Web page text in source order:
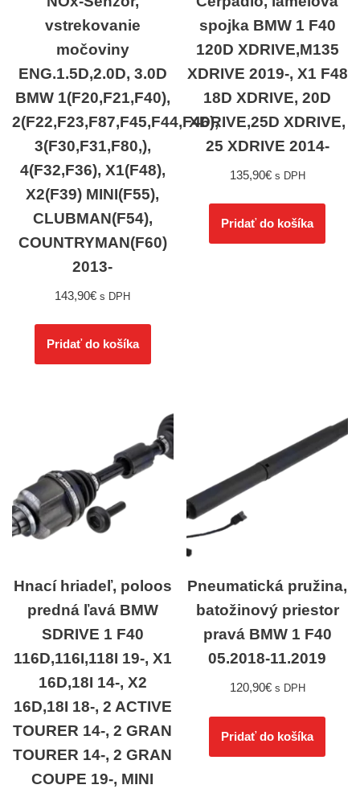
vstrekovanie
močoviny
ENG.1.5D,2.0D, 3.0D
BMW 1(F20,F21,F40),
2(F22,F23,F87,F45,F44,F46),
3(F30,F31,F80,),
4(F32,F36), X1(F48),
X2(F39) MINI(F55),
CLUBMAN(F54),
COUNTRYMAN(F60)
2013-
143,90€ s DPH
Pridať do košíka
spojka BMW 1 F40
120D XDRIVE,M135
XDRIVE 2019-, X1 F48
18D XDRIVE, 20D
XDRIVE,25D XDRIVE,
25 XDRIVE 2014-
135,90€ s DPH
Pridať do košíka
Hnací hriadeľ, poloos
predná ľavá BMW
SDRIVE 1 F40
116D,116I,118I 19-, X1
16D,18I 14-, X2
16D,18I 18-, 2 ACTIVE
TOURER 14-, 2 GRAN
TOURER 14-, 2 GRAN
COUPE 19-, MINI
Pneumatická pružina,
batožinový priestor
pravá BMW 1 F40
05.2018-11.2019
120,90€ s DPH
Pridať do košíka